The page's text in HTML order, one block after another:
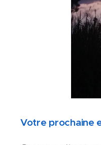
Votre prochaine